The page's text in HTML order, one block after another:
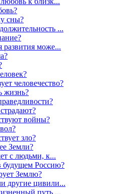
сны?
...
развития може...
человечество?
жизнь?
войны?
зло?
Земли?
с людьми, к...
будущем Россию?
Землю?
другие цивили...
путь ...